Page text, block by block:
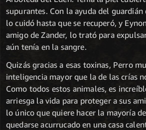
supurantes. Con la ayuda del
lo cuidó hasta que se recuperó, y
amigo de Zander, lo trató para
aún tenía en la sangre.
Quizás gracias a esas toxinas, Perro
inteligencia mayor que la de las crías
Como todos estos animales, es
arriesga la vida para proteger a sus
lo único que quiere hacer la mayoría
quedarse acurrucado en una casa